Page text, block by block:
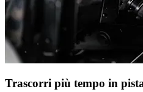
Trascorri più tempo in